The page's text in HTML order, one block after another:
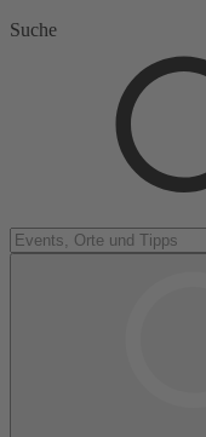
Suche